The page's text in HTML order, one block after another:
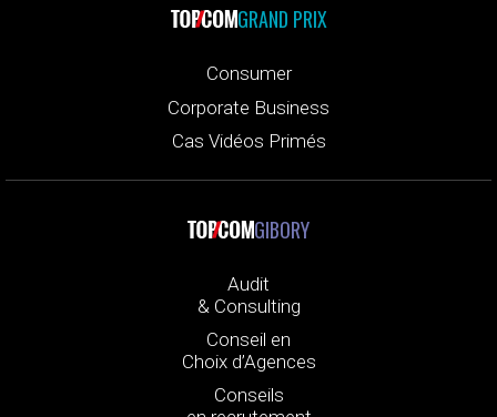
GRAND PRIX
Consumer
Corporate Business
Cas Vidéos Primés
GIBORY
Audit
& Consulting
Conseil en
Choix d’Agences
Conseils